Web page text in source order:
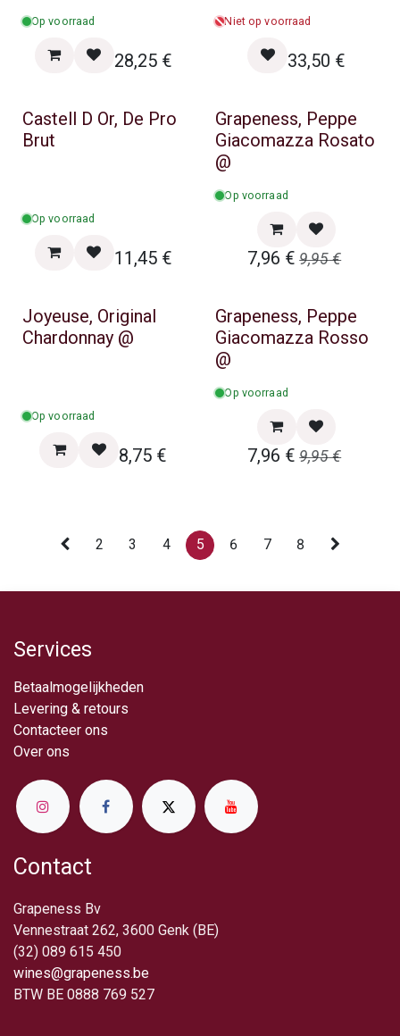
Op voorraad
28,25€
Niet op voorraad
33,50 €
Castell D Or, De Pro
Brut
Op voorraad
11,45€
Zomer & BBQ Promo
Grapeness, Peppe
Giacomazza Rosato
@
Op voorraad
7,96 € 9,95€
Joyeuse, Original
Chardonnay @
Op voorraad
8,75 €
Zomer & BBQ Promo
Grapeness, Peppe
Giacomazza Rosso
@
Op voorraad
7,96 € 9,95€
2 3 4 5 6 7 8
Services
Betaalmogelijkheden
Levering & retou​rs
Contacteer ons
Over ​ons
Contact
Grapeness Bv
Vennestraat 262, 3600 Genk (BE)
(32) 089 615 450
wines@grapeness.be
BTW BE 0888 769 527